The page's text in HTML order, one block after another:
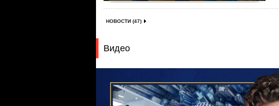
НОВОСТИ (47)
Видео